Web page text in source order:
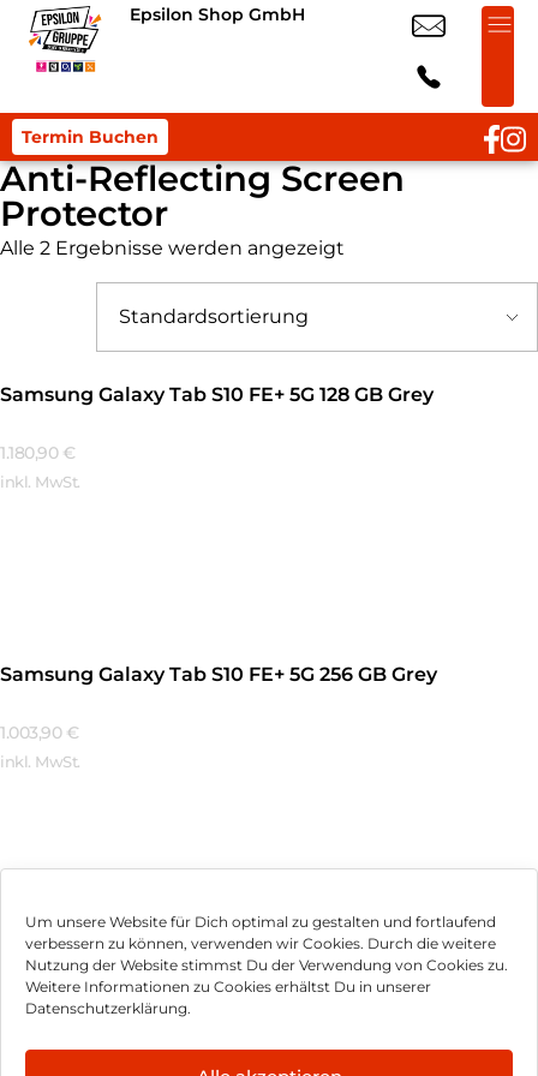
Um unsere Website für Dich optimal zu gestalten und fortlaufend
verbessern zu können, verwenden wir Cookies. Durch die weitere
Nutzung der Website stimmst Du der Verwendung von Cookies zu.
Weitere Informationen zu Cookies erhältst Du in unserer
Datenschutzerklärung.
Epsilon Shop GmbH
Termin Buchen
Anti-Reflecting Screen
Protector
Alle 2 Ergebnisse werden angezeigt
Samsung Galaxy Tab S10 FE+ 5G 128 GB Grey
1.180,90 €
inkl. MwSt.
Samsung Galaxy Tab S10 FE+ 5G 256 GB Grey
1.003,90 €
inkl. MwSt.
Impressum